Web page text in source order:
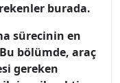
burada.
sürecinin en
bölümde, araç
gereken